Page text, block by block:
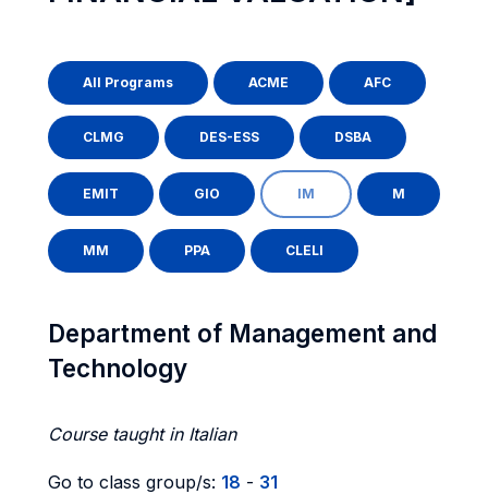
All Programs ACME AFC
CLMG DES-ESS DSBA
EMIT GIO IM M
MM PPA CLELI
Department of Management and
Technology
Course taught in Italian
Go to class group/s: 18 - 31